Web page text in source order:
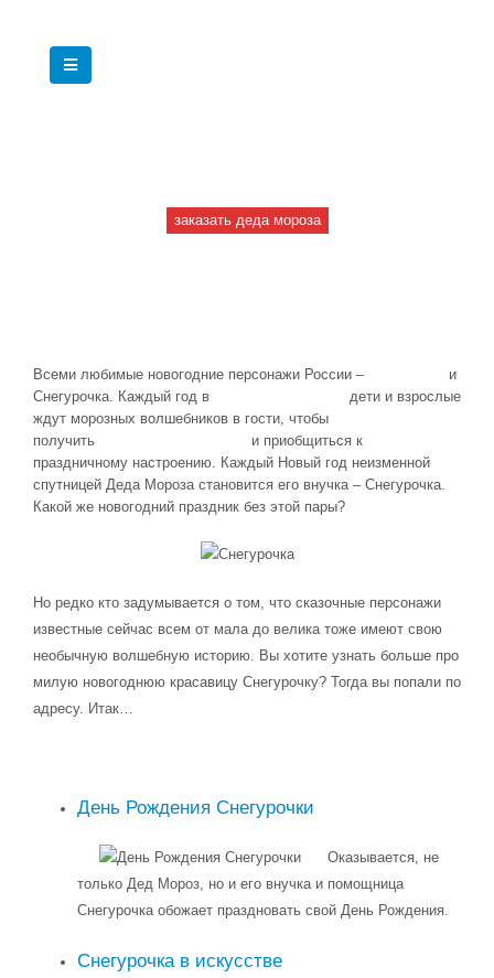
заказать деда мороза
Всеми любимые новогодние персонажи России –
и
Снегурочка. Каждый год в
дети и взрослые
ждут морозных волшебников в гости, чтобы
получить
и приобщиться к
праздничному настроению. Каждый Новый год неизменной
спутницей Деда Мороза становится его внучка – Снегурочка.
Какой же новогодний праздник без этой пары?
Но редко кто задумывается о том, что сказочные персонажи
известные сейчас всем от мала до велика тоже имеют свою
необычную волшебную историю. Вы хотите узнать больше про
милую новогоднюю красавицу Снегурочку? Тогда вы попали по
адресу. Итак…
День Рождения Снегурочки
Оказывается, не
только Дед Мороз, но и его внучка и помощница
Снегурочка обожает праздновать свой День Рождения.
Снегурочка в искусстве